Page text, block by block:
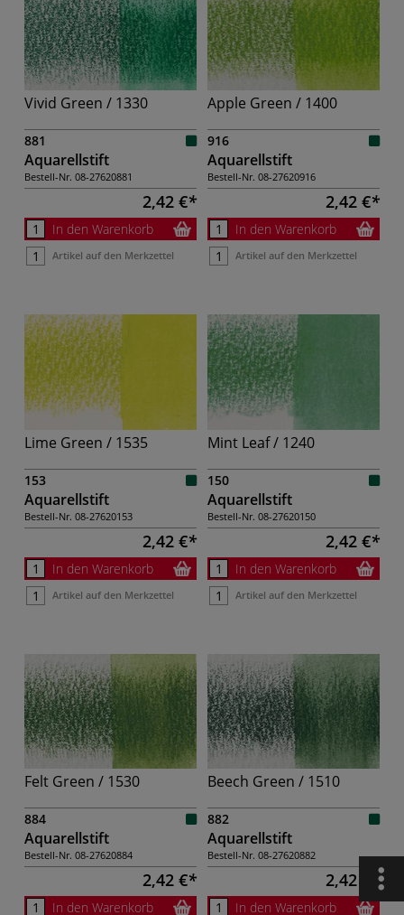
Vivid Green / 1330
881
Aquarellstift
Bestell-Nr. 08-27620881
2,42 €
In den Warenkorb
Artikel auf den Merkzettel
Apple Green / 1400
916
Aquarellstift
Bestell-Nr. 08-27620916
2,42 €
In den Warenkorb
Artikel auf den Merkzettel
Lime Green / 1535
153
Aquarellstift
Bestell-Nr. 08-27620153
2,42 €
In den Warenkorb
Artikel auf den Merkzettel
Mint Leaf / 1240
150
Aquarellstift
Bestell-Nr. 08-27620150
2,42 €
In den Warenkorb
Artikel auf den Merkzettel
Felt Green / 1530
884
Aquarellstift
Bestell-Nr. 08-27620884
2,42 €
In den Warenkorb
Beech Green / 1510
882
Aquarellstift
Bestell-Nr. 08-27620882
2,42 €
In den Warenkorb